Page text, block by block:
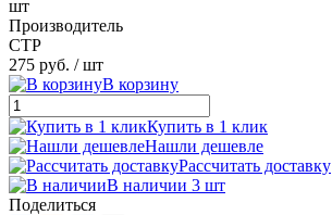
шт
Производитель
CTP
275 руб. / шт
В корзину
Купить в 1 клик
Нашли дешевле
Рассчитать доставку
В наличии 3 шт
Поделиться